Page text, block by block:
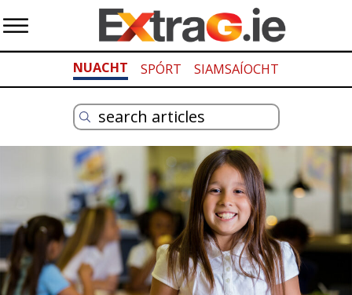
NUACHT SPÓRT SIAMSAÍOCHT